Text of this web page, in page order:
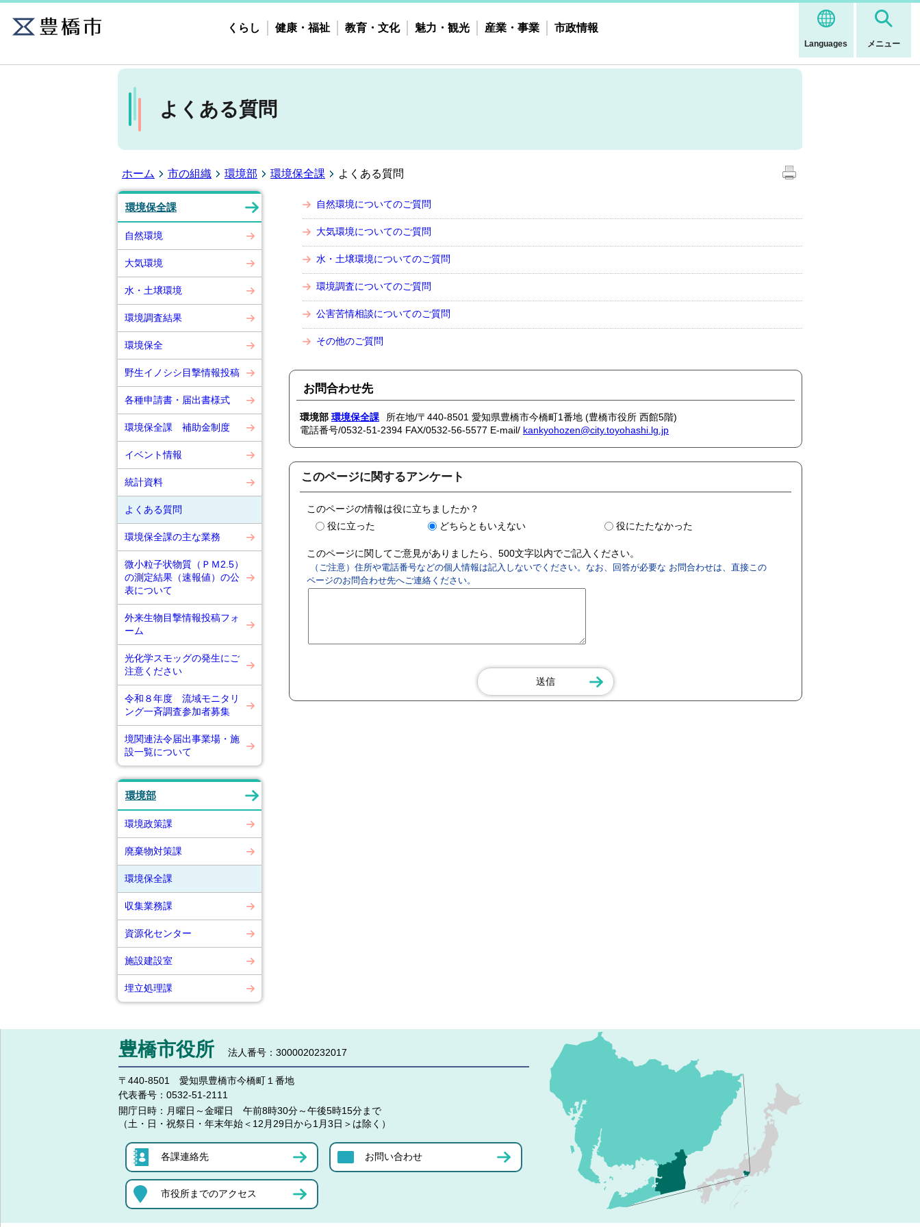
Languages メニュー
くらし 健康・福祉 教育・文化 魅力・観光 産業・事業 市政情報
よくある質問
ホーム 市の組織 環境部 環境保全課 よくある質問
環境保全課
自然環境
大気環境
水・土壌環境
環境調査結果
環境保全
野生イノシシ目撃情報投稿
各種申請書・届出書様式
環境保全課 補助金制度
イベント情報
統計資料
よくある質問
環境保全課の主な業務
微小粒子状物質（ＰＭ2.5）
の測定結果（速報値）の公
表について
外来生物目撃情報投稿フォ
ーム
光化学スモッグの発生にご
注意ください
令和８年度 流域モニタリ
ング一斉調査参加者募集
境関連法令届出事業場・施
設一覧について
環境部
環境政策課
廃棄物対策課
環境保全課
収集業務課
資源化センター
施設建設室
埋立処理課
自然環境についてのご質問
大気環境についてのご質問
水・土壌環境についてのご質問
環境調査についてのご質問
公害苦情相談についてのご質問
その他のご質問
お問合わせ先
環境部 環境保全課
所在地/〒440-8501 愛知県豊橋市今橋町1番地 (豊橋市役所 西館5階)
電話番号/0532-51-2394 FAX/0532-56-5577 E-mail/ kankyohozen@city.toyohashi.lg.jp
このページに関するアンケート
このページの情報は役に立ちましたか？
役に立った
どちらともいえない 役にたたなかった
このページに関してご意見がありましたら、500文字以内でご記入ください。
（ご注意）住所や電話番号などの個人情報は記入しないでください。なお、回答が必要な お問合わせは、直接この
ページのお問合わせ先へご連絡ください。
豊橋市役所 法人番号：3000020232017
〒440-8501 愛知県豊橋市今橋町１番地
代表番号： 0532-51-2111
開庁日時： 月曜日～金曜日 午前8時30分～午後5時15分まで
（土・日・祝祭日・年末年始＜12月29日から1月3日＞は除く）
各課連絡先 お問い合わせ
市役所までのアクセス